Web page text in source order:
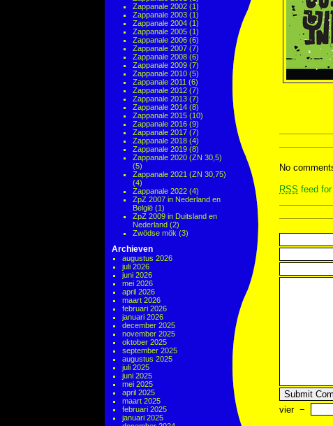
Zappanale 2002 (1)
Zappanale 2003 (1)
Zappanale 2004 (1)
Zappanale 2005 (1)
Zappanale 2006 (6)
Zappanale 2007 (7)
Zappanale 2008 (6)
Zappanale 2009 (7)
Zappanale 2010 (5)
Zappanale 2011 (6)
Zappanale 2012 (7)
Zappanale 2013 (7)
Zappanale 2014 (8)
Zappanale 2015 (10)
Zappanale 2016 (9)
Zappanale 2017 (7)
Zappanale 2018 (4)
Zappanale 2019 (8)
Zappanale 2020 (ZN 30,5)
(5)
Zappanale 2021 (ZN 30,75)
(4)
Zappanale 2022 (4)
ZpZ 2007 in Nederland en
België (1)
ZpZ 2009 in Duitsland en
Nederland (2)
Zwödse mök (3)
Archieven
augustus 2026
juli 2026
juni 2026
mei 2026
april 2026
maart 2026
februari 2026
januari 2026
december 2025
november 2025
oktober 2025
september 2025
augustus 2025
juli 2025
juni 2025
mei 2025
april 2025
maart 2025
februari 2025
januari 2025
No
RSS feed
vier −